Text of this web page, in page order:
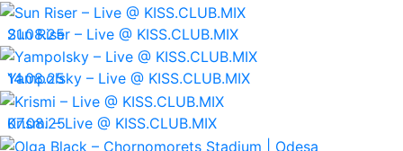
21.08.25
Sun Riser – Live @ KISS.CLUB.MIX
14.08.25
Yampolsky – Live @ KISS.CLUB.MIX
07.08.25
Krismi – Live @ KISS.CLUB.MIX